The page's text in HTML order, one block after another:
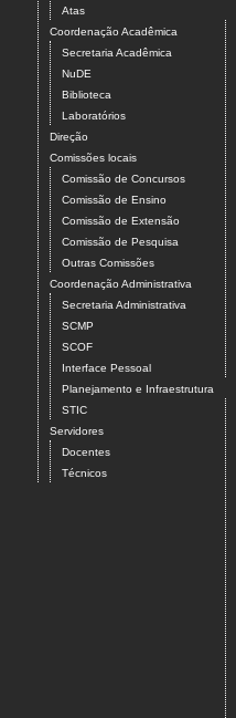
Atas
Coordenação Acadêmica
Secretaria Acadêmica
NuDE
Biblioteca
Laboratórios
Direção
Comissões locais
Comissão de Concursos
Comissão de Ensino
Comissão de Extensão
Comissão de Pesquisa
Outras Comissões
Coordenação Administrativa
Secretaria Administrativa
SCMP
SCOF
Interface Pessoal
Planejamento e Infraestrutura
STIC
Servidores
Docentes
Técnicos